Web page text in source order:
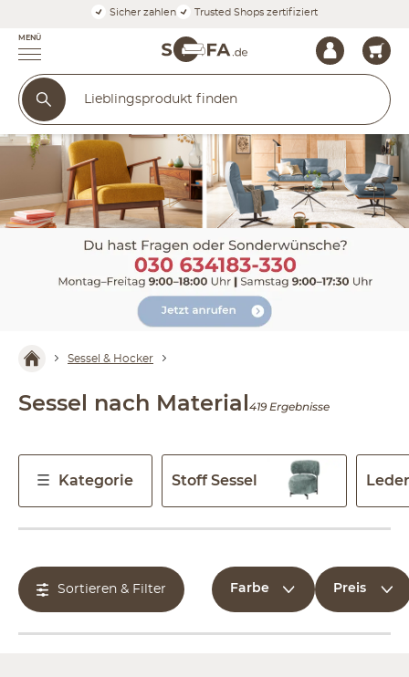
Sicher zahlen Trusted Shops zertifiziert
MENÜ
Sessel & Hocker
Sessel nach Material 419 Ergebnisse
Kategorie Stoff Sessel
Sortieren & Filter Farbe Preis